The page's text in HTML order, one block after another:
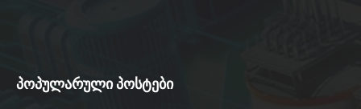
პოპულარული პოსტები